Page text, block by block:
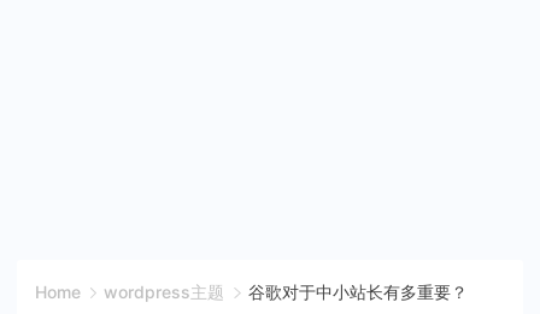
Home wordpress主题 谷歌对于中小站长有多重要？